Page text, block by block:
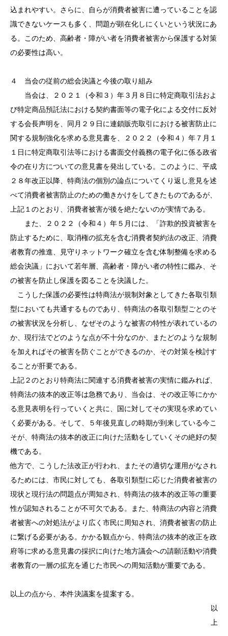
込まれやすい。さらに、自らが消費者被害に遭っていることを認
識できないケースも多く、問題が顕在化しにくいという状況にあ
る。このため、高齢者・障がい者を消費者被害から保護する対策
の必要性は高い。
４ 当会の従前の総会決議と今後の取り組み
当会は、２０２１（令和３）年３月８日に特定商取引法およ
び特定商品預託法における契約書面等の電子化による交付に反対
する会長声明を、同月２９日に連鎖販売取引における被害防止に
関する規制強化を求める意見書を、２０２２（令和４）年７月１
１日に特定商取引法等における書面交付義務の電子化に係る政省
令の在り方についての意見書を発出している。このように、平成
２８年改正以降、特商法の個別の論点についてくり返し意見を述
べて消費者被害防止のための働きかけをしてきたものであるが、
上記１のとおり、消費者被害が後を絶たないのが実情である。
また、２０２２（令和４）年５月には、「詐欺的投資被害を
防止するために、取消権の拡充を含む消費者契約法の改正、消費
者教育の推進、見守りネットワーク確立を含む体制整備を求める
総会決議」において若年層、高齢者・障がい者の特性に鑑み、そ
の被害を防止し保護を図ることを決議した。
こうした保護の必要性は特商法が規制対象としてきた各取引類
型においても共通するものであり、特商法の各取引類型ごとのそ
の被害状況を分析し、なぜそのような被害の特性が表れているの
か、現行法でどのような点が不十分なのか、またどのような規制
を加えればその被害を防ぐことができるのか、その対策を検討す
ることが肝要である。
上記２のとおり特商法に関連する消費者被害の実情に鑑みれば、
特商法の抜本的改正等は急務であり、当会は、その改正等にかか
る意見表明を行っていくと共に、国に対してその実現を求めてい
く必要がある。そして、５年後見直しの時期が到来している今こ
そが、特商法の抜本的改正に向けた活動をしていくその絶好の契
機である。
他方で、こうした法改正が行われ、またその適切な運用がなされ
るためには、市民に対しても、各取引類型に応じた消費者被害の
現状と現行法の問題点が周知され、特商法の抜本的改正等の重要
性が認知されることが不可欠である。また、特商法の内容と消費
者被害への対処法がより広く市民に周知され、消費者被害の防止
に繋げる必要がある。かかる観点から、特商法の抜本的改正を政
府等に求める意見書の採択に向けた地方議会への請願活動や消費
者教育の一層の拡充を通じた市民への周知活動が重要である。
以上の点から、本件決議案を提案する。
以
上